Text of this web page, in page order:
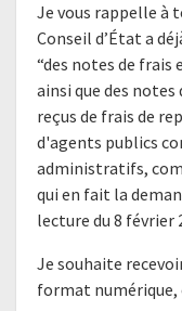
Je vous rappelle à
Conseil d’État a
“des notes de frais
ainsi que des
reçus de frais de
d'agents publics
administratifs,
qui en fait la
lecture du 8 février
Je souhaite
format